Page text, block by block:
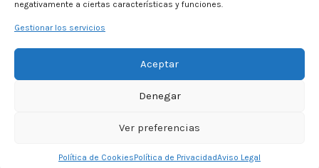
negativamente a ciertas características y funciones.
Gestionar los servicios
Aceptar
Denegar
Ver preferencias
Política de CookiesPolítica de PrivacidadAviso Legal